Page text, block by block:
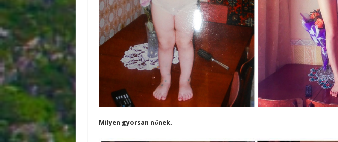
Milyen gyorsan nőnek.